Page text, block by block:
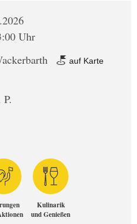
Uhr
auf Karte
Kulinarik
und Genießen